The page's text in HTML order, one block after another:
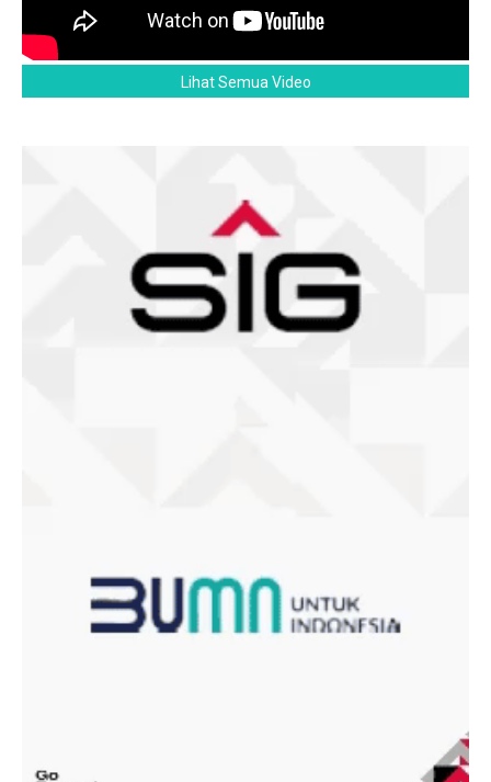
Lihat Semua Video